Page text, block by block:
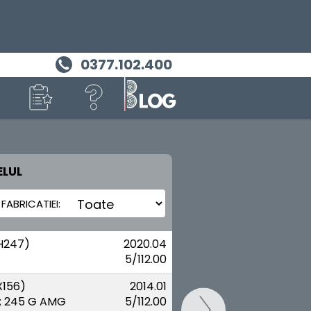
0377.102.400
2020.04
5/112.00
245 G AMG
2014.01
5/112.00